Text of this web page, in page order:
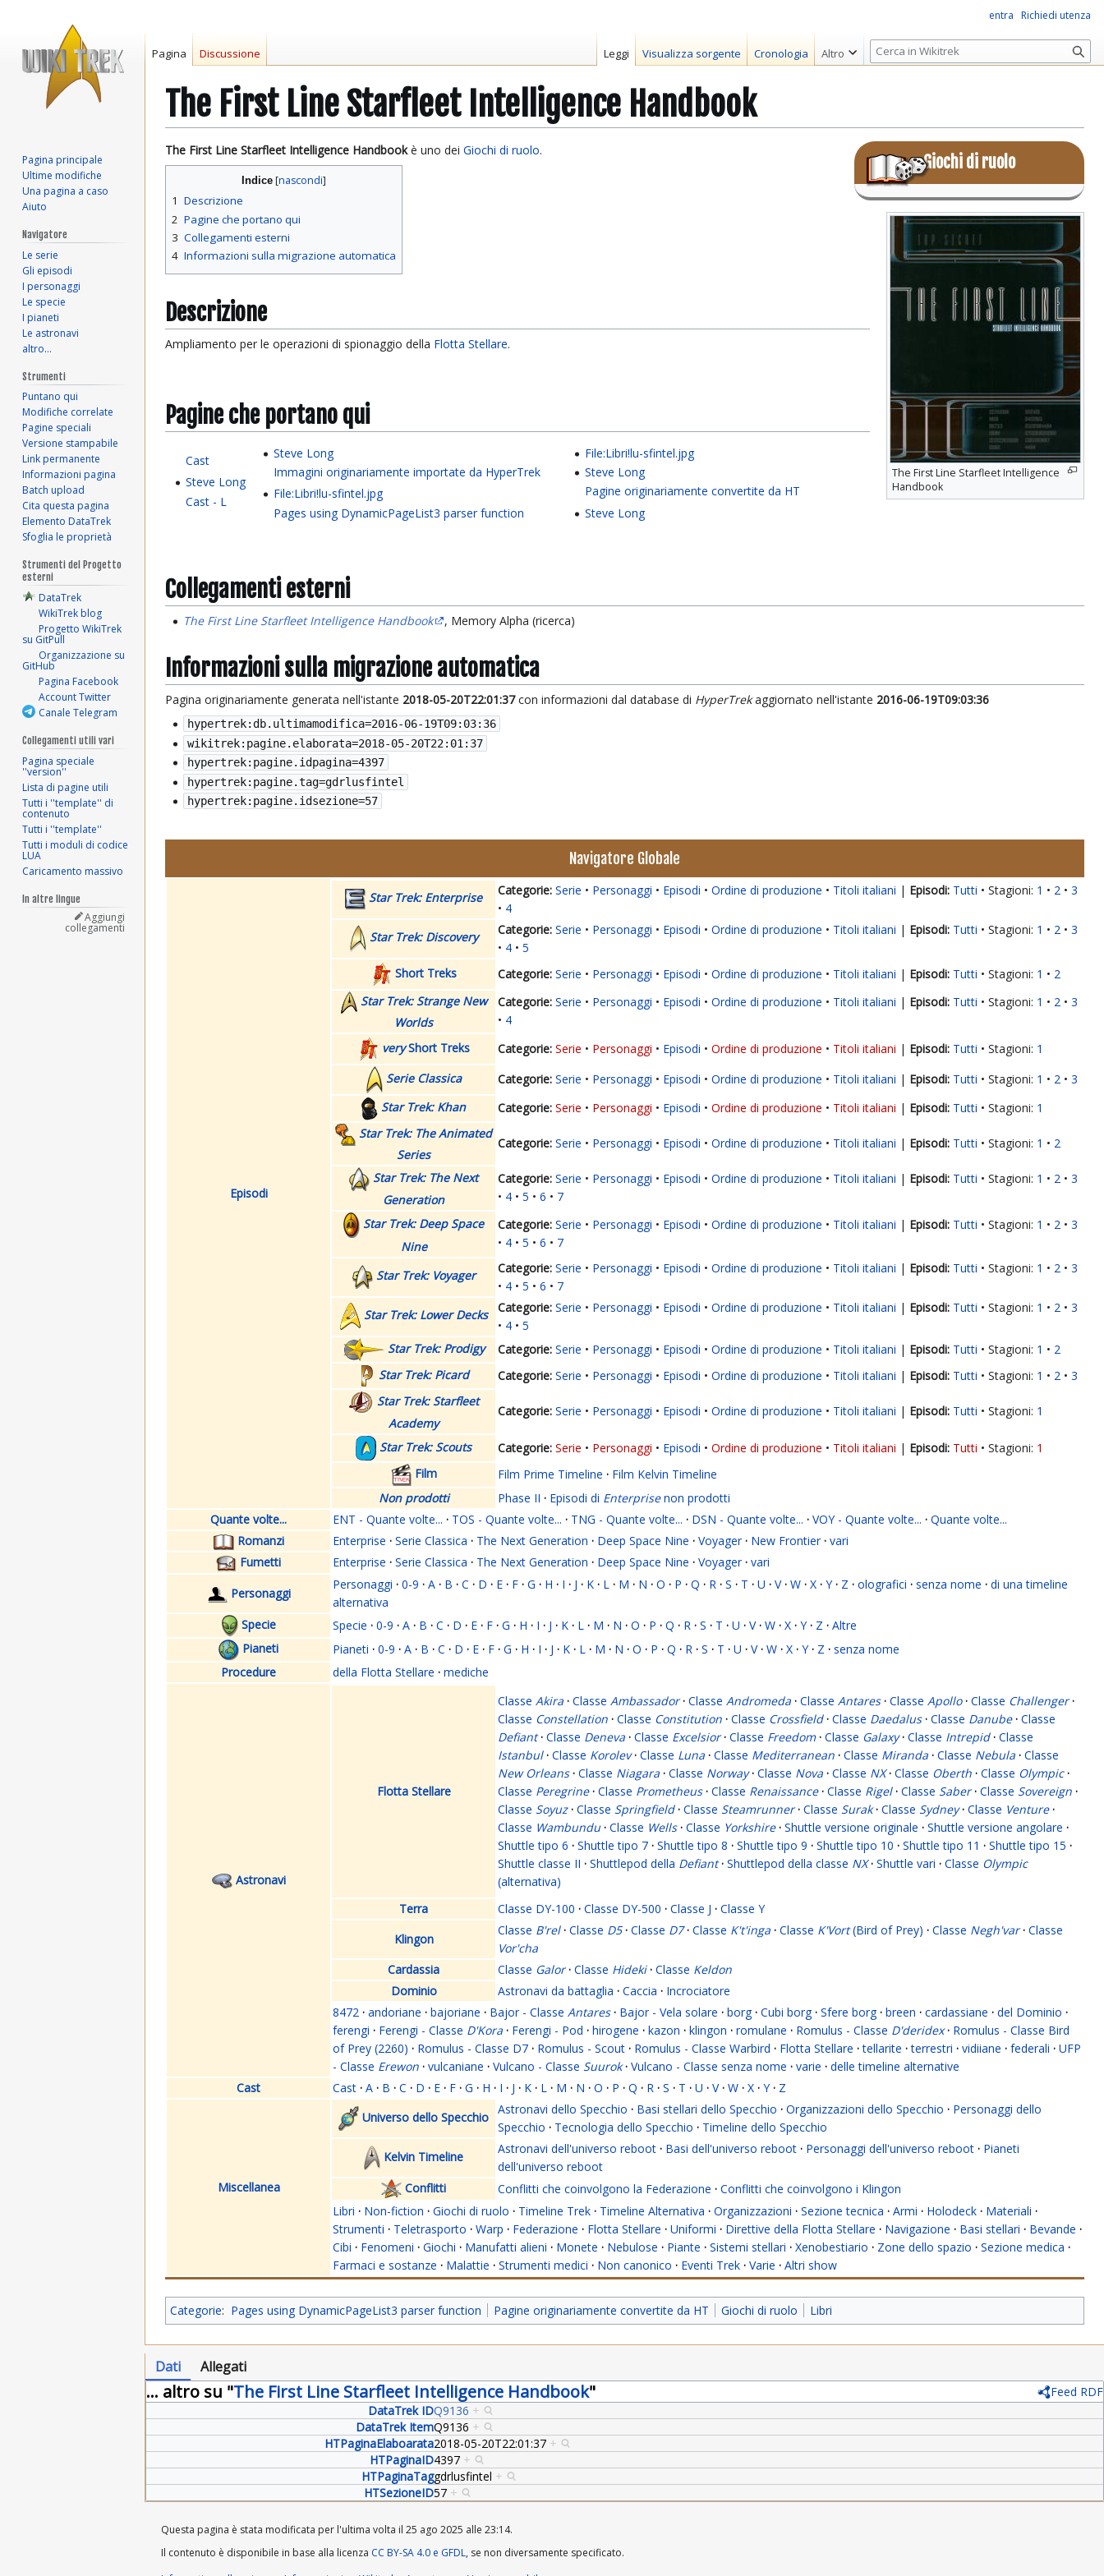
The First Line Starfleet Intelligence Handbook
Vai
alla
Vai
alla
Giochi di ruolo
The First Line Starfleet Intelligence Handbookè uno dei Giochi di ruolo.
The First Line Starfleet Intelligence
Handbook
Indice
1 Descrizione
2 Pagine che portano qui
3 Collegamenti esterni
4 Informazioni sulla migrazione automatica
Descrizione
Ampliamento per le operazioni di spionaggio della Flotta Stellare.
Pagine che portano qui
Cast
Steve Long
Cast - L
Steve Long
Immagini originariamente importate da HyperTrek
File:Libri!lu-sfintel.jpg
Pages using DynamicPageList3 parser function
File:Libri!lu-sfintel.jpg
Steve Long
Pagine originariamente convertite da HT
Steve Long
Collegamenti esterni
The First Line Starfleet Intelligence Handbook , Memory Alpha (ricerca)
Informazioni sulla migrazione automatica
Pagina originariamente generata nell'istante 2018-05-20T22:01:37con informazioni dal database di HyperTrekaggiornato nell'istante 2016-06-19T09:03:36
hypertrek:db.ultimamodifica=2016-06-19T09:03:36
wikitrek:pagine.elaborata=2018-05-20T22:01:37
hypertrek:pagine.idpagina=4397
hypertrek:pagine.tag=gdrlusfintel
hypertrek:pagine.idsezione=57
Navigatore Globale
Episodi
Star Trek: Enterprise Serie Personaggi Episodi Ordine di produzione Titoli italiani | Tutti Stagioni: 1 2
3
4
Star Trek: Discovery
Serie Personaggi Episodi Ordine di produzione Titoli italiani | Tutti Stagioni: 1 2
3
4
5
Short Treks
Serie Personaggi Episodi Ordine di produzione Titoli italiani | Tutti Stagioni: 1
2
Star Trek: Strange New
Worlds
Serie Personaggi Episodi Ordine di produzione Titoli italiani | Tutti Stagioni: 1 2
3
4
veryShort Treks Serie Personaggi Episodi Ordine di produzione Titoli italiani | Tutti Stagioni: 1
Serie Classica
Serie Personaggi Episodi Ordine di produzione Titoli italiani | Tutti Stagioni: 1 2
3
Star Trek: Khan
Serie Personaggi Episodi Ordine di produzione Titoli italiani | Tutti Stagioni: 1
Star Trek: The Animated
Series
Serie Personaggi Episodi Ordine di produzione Titoli italiani | Tutti Stagioni: 1 2
Star Trek: The Next
Generation
Serie Personaggi Episodi Ordine di produzione Titoli italiani | Tutti Stagioni: 1 2
3
4
5 6
7
Star Trek: Deep Space
Nine
Serie Personaggi Episodi Ordine di produzione Titoli italiani | Tutti Stagioni: 1 2
3
4
5 6 7
Star Trek: Voyager Serie Personaggi Episodi Ordine di produzione Titoli italiani | Tutti Stagioni: 1 2
3
4
5 6
7
Star Trek: Lower Decks
Serie Personaggi Episodi Ordine di produzione Titoli italiani | Tutti Stagioni: 1 2
3
4
5
Star Trek: Prodigy
Serie Personaggi Episodi Ordine di produzione Titoli italiani | Tutti Stagioni: 1
2
Star Trek: Picard
Serie Personaggi Episodi Ordine di produzione Titoli italiani | Tutti Stagioni: 1 2
3
Star Trek: Starfleet
Academy
Serie Personaggi Episodi Ordine di produzione Titoli italiani | Tutti Stagioni: 1
Star Trek: Scouts Serie Personaggi Episodi Ordine di produzione Titoli italiani | Tutti Stagioni: 1
Film
Film Prime Timeline · Film Kelvin Timeline
Non prodotti
Phase II · Episodi di Enterprisenon prodotti
Quante volte...
ENT - Quante volte... · TOS - Quante volte... · TNG - Quante volte... · DSN - Quante volte... · VOY - Quante volte... · Quante volte...
Romanzi
Enterprise · Serie Classica · The Next Generation · Deep Space Nine · Voyager · New Frontier · vari
Fumetti
Enterprise · Serie Classica · The Next Generation · Deep Space Nine · Voyager · vari
Personaggi
Personaggi · 0-9 · A · B · C · D · E · F · G · H · I · J · K · L · M · N · O · P · Q · R · S · T · U · V · W · X · Y · Z · olografici · senza nome · di una timeline
alternativa
Specie
Specie · 0-9 · A · B · C · D · E · F · G · H · I · J · K · L · M · N · O · P · Q · R · S · T · U · V · W · X · Y · Z · Altre
Pianeti
Pianeti · 0-9 · A · B · C · D · E · F · G · H · I · J · K · L · M · N · O · P · Q · R · S · T · U · V · W · X · Y · Z · senza nome
Procedure
della Flotta Stellare · mediche
Astronavi
Flotta Stellare
Classe Akira · Classe Ambassador · Classe Andromeda · Classe Antares · Classe Apollo · Classe Challenger ·
Classe Constellation · Classe Constitution · Classe Crossfield · Classe Daedalus · Classe Danube · Classe
Defiant · Classe Deneva · Classe Excelsior · Classe Freedom · Classe Galaxy · Classe Intrepid · Classe
Istanbul · Classe Korolev · Classe Luna · Classe Mediterranean · Classe Miranda · Classe Nebula · Classe
New Orleans · Classe Niagara · Classe Norway · Classe Nova · Classe NX · Classe Oberth · Classe Olympic ·
Classe Peregrine · Classe Prometheus · Classe Renaissance · Classe Rigel · Classe Saber · Classe Sovereign ·
Classe Soyuz · Classe Springfield · Classe Steamrunner · Classe Surak · Classe Sydney · Classe Venture ·
Classe Wambundu · Classe Wells · Classe Yorkshire · Shuttle versione originale · Shuttle versione angolare ·
Shuttle tipo 6 · Shuttle tipo 7 · Shuttle tipo 8 · Shuttle tipo 9 · Shuttle tipo 10 · Shuttle tipo 11 · Shuttle tipo 15 ·
Shuttle classe II · Shuttlepod della Defiant · Shuttlepod della classe NX · Shuttle vari · Classe Olympic
(alternativa)
Terra
Classe DY-100 · Classe DY-500 · Classe J · Classe Y
Klingon
Classe B'rel · Classe D5 · Classe D7 · Classe K't'inga · Classe K'Vort(Bird of Prey) · Classe Negh'var · Classe
Vor'cha
Cardassia
Classe Galor · Classe Hideki · Classe Keldon
Dominio
Astronavi da battaglia · Caccia · Incrociatore
8472 · andoriane · bajoriane · Bajor - Classe Antares · Bajor - Vela solare · borg · Cubi borg · Sfere borg · breen · cardassiane · del Dominio ·
ferengi · Ferengi - Classe D'Kora · Ferengi - Pod · hirogene · kazon · klingon · romulane · Romulus - Classe D'deridex · Romulus - Classe Bird
of Prey (2260) · Romulus - Classe D7 · Romulus - Scout · Romulus - Classe Warbird · Flotta Stellare · tellarite · terrestri · vidiiane · federali · UFP
- Classe Erewon · vulcaniane · Vulcano - Classe Suurok · Vulcano - Classe senza nome · varie · delle timeline alternative
Cast
Cast · A · B · C · D · E · F · G · H · I · J · K · L · M · N · O · P · Q · R · S · T · U · V · W · X · Y · Z
Miscellanea
Universo dello Specchio
Astronavi dello Specchio · Basi stellari dello Specchio · Organizzazioni dello Specchio · Personaggi dello
Specchio · Tecnologia dello Specchio · Timeline dello Specchio
Kelvin Timeline
Astronavi dell'universo reboot · Basi dell'universo reboot · Personaggi dell'universo reboot · Pianeti
dell'universo reboot
Conflitti
Conflitti che coinvolgono la Federazione · Conflitti che coinvolgono i Klingon
Libri · Non-fiction · Giochi di ruolo · Timeline Trek · Timeline Alternativa · Organizzazioni · Sezione tecnica · Armi · Holodeck · Materiali ·
Strumenti · Teletrasporto · Warp · Federazione · Flotta Stellare · Uniformi · Direttive della Flotta Stellare · Navigazione · Basi stellari · Bevande ·
Cibi · Fenomeni · Giochi · Manufatti alieni · Monete · Nebulose · Piante · Sistemi stellari · Xenobestiario · Zone dello spazio · Sezione medica ·
Farmaci e sostanze · Malattie · Strumenti medici · Non canonico · Eventi Trek · Varie · Altri show
Categorie: Pages using DynamicPageList3 parser function Pagine originariamente convertite da HT Giochi di ruolo Libri
Dati Allegati
... altro su "The First Line Starfleet Intelligence Handbook"
Feed RDF
DataTrek IDQ9136 +
DataTrek ItemQ9136 +
HTPaginaElaboarata2018-05-20T22:01:37 +
HTPaginaID4397 +
HTPaginaTaggdrlusfintel +
HTSezioneID57 +
entra Richiedi utenza
Pagina Discussione Leggi Visualizza sorgente Cronologia Altro
R
i
r
c
Pagina principale
Ultime modifiche
Una pagina a caso
Aiuto
Navigatore
Le serie
Gli episodi
I personaggi
Le specie
I pianeti
Le astronavi
altro…
Strumenti
Puntano qui
Modifiche correlate
Pagine speciali
Versione stampabile
Link permanente
Informazioni pagina
Batch upload
Cita questa pagina
Elemento DataTrek
Sfoglia le proprietà
Strumenti del Progetto
esterni
DataTrek
WikiTrek blog
Progetto WikiTrek
su GitPull
Organizzazione su
GitHub
Pagina Facebook
Account Twitter
Canale Telegram
Collegamenti utili vari
Pagina speciale
''version''
Lista di pagine utili
Tutti i ''template'' di
contenuto
Tutti i ''template''
Tutti i moduli di codice
LUA
Caricamento massivo
In altre lingue
Aggiungi
collegamenti
Questa pagina è stata modificata per l'ultima volta il 25 ago 2025 alle 23:14.
Il contenuto è disponibile in base alla licenza CC BY-SA 4.0 e GFDL, se non diversamente specificato.